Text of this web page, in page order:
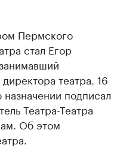
Пермского
стал Егор
театра. 16
назначении подписал
Театра-Театра
Об этом